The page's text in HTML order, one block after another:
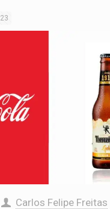
Carlos Felipe Freitas